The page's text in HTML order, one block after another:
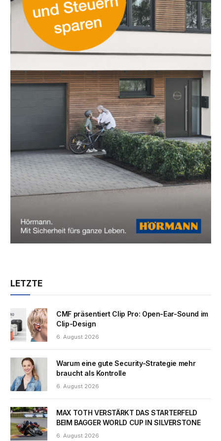
LETZTE
CMF präsentiert Clip Pro: Open-Ear-Sound im
Clip-Design
6. August 2026
Warum eine gute Security-Strategie mehr
braucht als Kontrolle
6. August 2026
MAX TOTH VERSTÄRKT DAS STARTERFELD
BEIM BAGGER WORLD CUP IN SILVERSTONE
6. August 2026